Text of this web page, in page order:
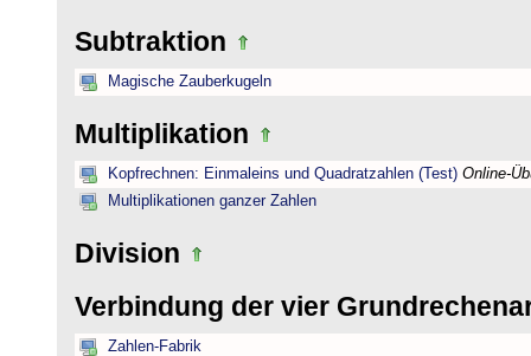
Subtraktion
Magische Zauberkugeln
Multiplikation
Kopfrechnen: Einmaleins und Quadratzahlen (Test) Online-
Multiplikationen ganzer Zahlen
Division
Verbindung der vier
Zahlen-Fabrik